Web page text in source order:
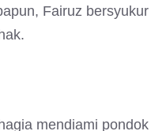
Fairuz bersyukur